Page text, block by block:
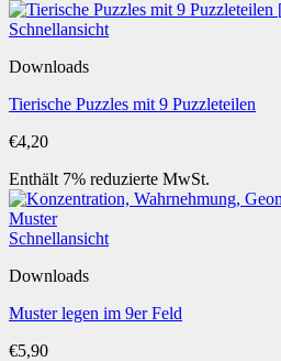
Schnellansicht
Downloads
Tierische Puzzles mit 9 Puzzleteilen
€4,20
Enthält 7% reduzierte MwSt.
Schnellansicht
Downloads
Muster legen im 9er Feld
€5,90